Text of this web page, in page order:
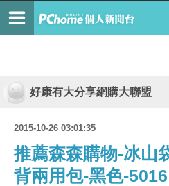
好康有大分享網購大聯盟
2015-10-26 03:01:35
推薦森森購物-冰山
背兩用包-黑色-5016